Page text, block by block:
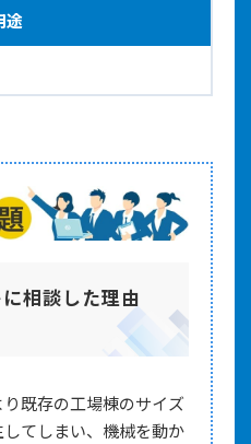
途
相談した理由
既存の工場棟のサイズ
てしまい、機械を動か